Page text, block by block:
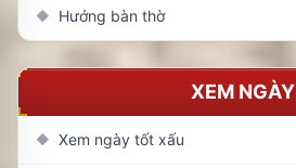
◆ Hướng bàn thờ
XEM NGÀY
◆ Xem ngày tốt xấu